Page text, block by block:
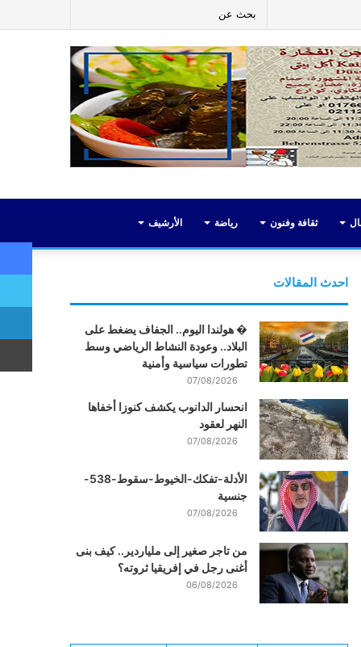
عن
إضافة
عمود
جانبي
ثقافة وفنون رياضة الأرشيف
احدث المقالات
� هولندا اليوم.. الجفاف يضغط على
البلاد.. وعودة النشاط الرياضي وسط
تطورات سياسية وأمنية
07/08/2026
انحسار الدانوب يكشف كنوزا أخفاها
النهر لعقود
07/08/2026
الأدلة-تفكك-الخيوط-سقوط-538-
جنسية
07/08/2026
من تاجر صغير إلى ملياردير.. كيف بنى
أغنى رجل في إفريقيا ثروته؟
06/08/2026